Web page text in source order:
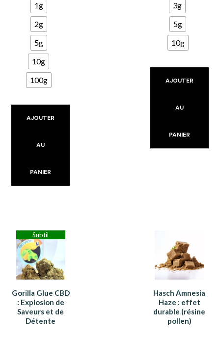
1g
2g
5g
10g
100g
AJOUTER
AU
PANIER
3g
5g
10g
AJOUTER
AU
PANIER
Subtil
Gorilla Glue CBD
: Explosion de
Saveurs et de
Détente
Hasch Amnesia
Haze : effet
durable (résine
pollen)